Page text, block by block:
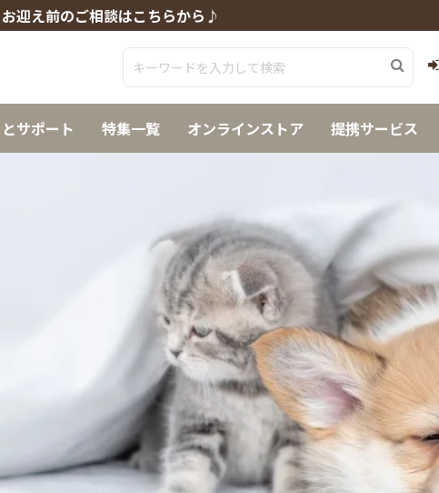
お迎え前のご相談はこちらから♪
サポート 特集一覧 オンラインストア 提携サービス